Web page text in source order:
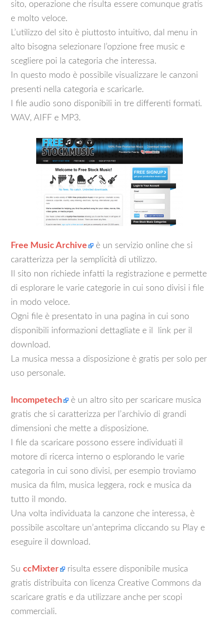
sito, operazione che risulta essere comunque gratis
e molto veloce.
L’utilizzo del sito è piuttosto intuitivo, dal menu in
alto bisogna selezionare l’opzione free music e
scegliere poi la categoria che interessa.
In questo modo è possibile visualizzare le canzoni
presenti nella categoria e scaricarle.
I file audio sono disponibili in tre differenti formati.
WAV, AIFF e MP3.
Free Music Archive
è un servizio online che si
caratterizza per la semplicità di utilizzo.
Il sito non richiede infatti la registrazione e permette
di esplorare le varie categorie in cui sono divisi i file
in modo veloce.
Ogni file è presentato in una pagina in cui sono
disponibili informazioni dettagliate e il link per il
download.
La musica messa a disposizione è gratis per solo per
uso personale.
Incompetech
è un altro sito per scaricare musica
gratis che si caratterizza per l’archivio di grandi
dimensioni che mette a disposizione.
I file da scaricare possono essere individuati il
motore di ricerca interno o esplorando le varie
categoria in cui sono divisi, per esempio troviamo
musica da film, musica leggera, rock e musica da
tutto il mondo.
Una volta individuata la canzone che interessa, è
possibile ascoltare un’anteprima cliccando su Play e
eseguire il download.
SuccMixter
risulta essere disponibile musica
gratis distribuita con licenza Creative Commons da
scaricare gratis e da utilizzare anche per scopi
commerciali.